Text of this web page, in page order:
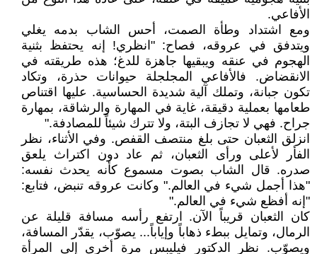
الأفاعي.
ومع اشتداد وطأة الصمت، أحس الشاب بدمه يغلي
ويتدفق في عروقه، فصاح: "انظري! إنه يحتفظ بثنية
الهجوم في عنقه ويبقيها جاهزة للدغ؛ هذه طريقته في
الانقضاض. فالأفاعي المجلجلة حيوانات حذرة، وتكاد
تكون جبانة، وتملك آلية شديدة الحساسية. عليها اقتناص
طعامها بعملية دقيقة، غاية في المهارة والرشاقة، بمهارة
جراح. فهي لا تجازف البتة، ولا تترك شيئاً للمصادفة."
انزلق الثعبان حتى بلغ منتصف القفص. وفي الأثناء، نظر
الفأر لأعلى ورأى الثعبان، ثم عاد دون اكتراث يلعق
صدره. قال الشاب بصوت مسموع كأنه يحدث نفسه:
"هذا أجمل شيء في العالم." وكانت عروقه تنبض، فتابع:
"إنه أفظع شيء في العالم."
كان الثعبان قريباً الآن. ارتفع رأسه مسافة قليلة عن
الرمال، وتمايل ببطء ذهاباً وإياباً... يصوّب، يقدّر المسافة،
ويصوّب. نظر الدكتور فيليبس مرة أخرى إلى المرأة